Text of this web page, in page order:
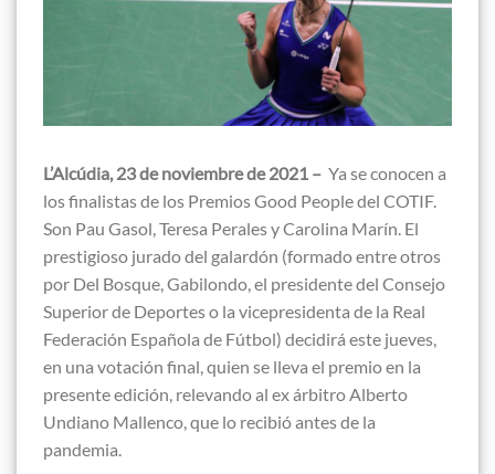
L’Alcúdia, 23 de noviembre de 2021 – Ya se conocen a
los finalistas de los Premios Good People del COTIF.
Son Pau Gasol, Teresa Perales y Carolina Marín. El
prestigioso jurado del galardón (formado entre otros
por Del Bosque, Gabilondo, el presidente del Consejo
Superior de Deportes o la vicepresidenta de la Real
Federación Española de Fútbol) decidirá este jueves,
en una votación final, quien se lleva el premio en la
presente edición, relevando al ex árbitro Alberto
Undiano Mallenco, que lo recibió antes de la
pandemia.